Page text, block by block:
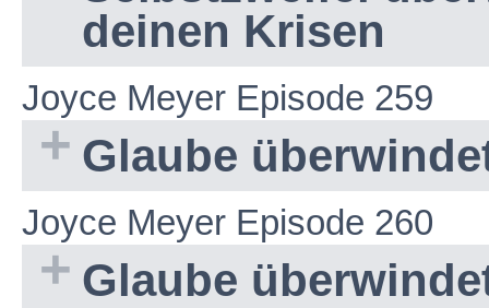
deinen Krisen
Joyce Meyer Episode 259
Glaube
Joyce Meyer Episode 260
Glaube